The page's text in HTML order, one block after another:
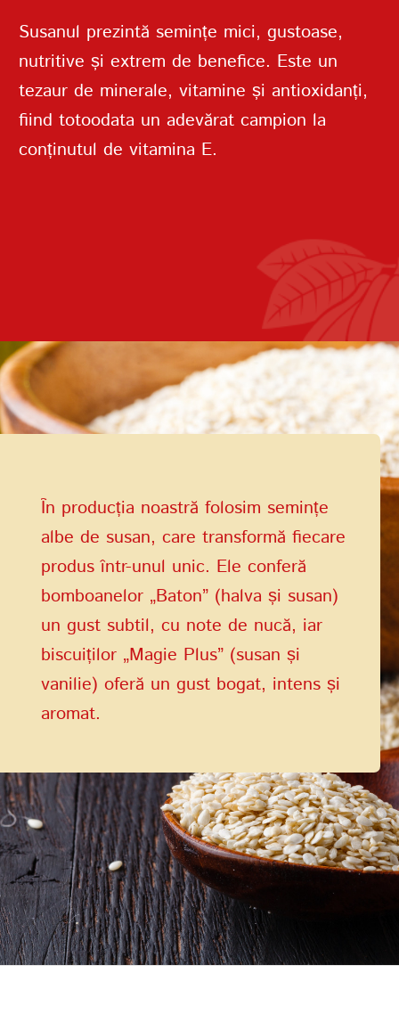
Susanul prezintă semințe mici, gustoase,
nutritive și extrem de benefice. Este un
tezaur de minerale, vitamine și antioxidanți,
fiind totoodata un adevărat campion la
conținutul de vitamina E.
În producția noastră folosim semințe
albe de susan, care transformă fiecare
produs într-unul unic. Ele conferă
bomboanelor „Baton” (halva și susan)
un gust subtil, cu note de nucă, iar
biscuiților „Magie Plus” (susan și
vanilie) oferă un gust bogat, intens și
aromat.
CREAȚI UN CONT
Termenii de
Politica de confidențialitate